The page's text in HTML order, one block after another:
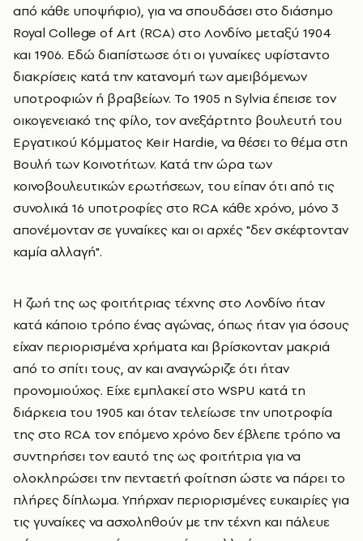
από κάθε υποψήφιο), για να σπουδάσει στο διάσημο
Royal College of Art (RCA) στο Λονδίνο μεταξύ 1904
και 1906. Εδώ διαπίστωσε ότι οι γυναίκες υφίσταντο
διακρίσεις κατά την κατανομή των αμειβόμενων
υποτροφιών ή βραβείων. Το 1905 η Sylvia έπεισε τον
οικογενειακό της φίλο, τον ανεξάρτητο βουλευτή του
Εργατικού Κόμματος Keir Hardie, να θέσει το θέμα στη
Βουλή των Κοινοτήτων. Κατά την ώρα των
κοινοβουλευτικών ερωτήσεων, του είπαν ότι από τις
συνολικά 16 υποτροφίες στο RCA κάθε χρόνο, μόνο 3
απονέμονταν σε γυναίκες και οι αρχές "δεν σκέφτονταν
καμία αλλαγή".
Η ζωή της ως φοιτήτριας τέχνης στο Λονδίνο ήταν
κατά κάποιο τρόπο ένας αγώνας, όπως ήταν για όσους
είχαν περιορισμένα χρήματα και βρίσκονταν μακριά
από το σπίτι τους, αν και αναγνώριζε ότι ήταν
προνομιούχος. Είχε εμπλακεί στο WSPU κατά τη
διάρκεια του 1905 και όταν τελείωσε την υποτροφία
της στο RCA τον επόμενο χρόνο δεν έβλεπε τρόπο να
συντηρήσει τον εαυτό της ως φοιτήτρια για να
ολοκληρώσει την πενταετή φοίτηση ώστε να πάρει το
πλήρες δίπλωμα. Υπήρχαν περιορισμένες ευκαιρίες για
τις γυναίκες να ασχοληθούν με την τέχνη και πάλευε